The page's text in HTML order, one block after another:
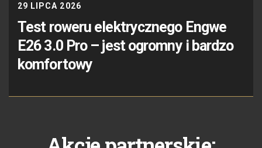
29 LIPCA 2026
Test roweru elektrycznego Engwe
E26 3.0 Pro – jest ogromny i bardzo
komfortowy